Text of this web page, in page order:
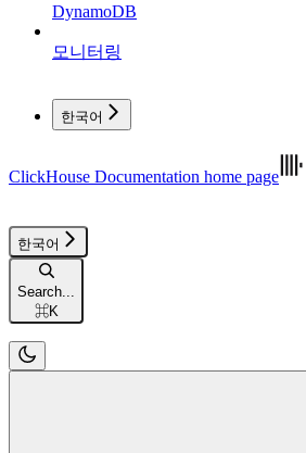
DynamoDB
모니터링
한국어
ClickHouse Documentation home page
한국어
Search...
⌘K